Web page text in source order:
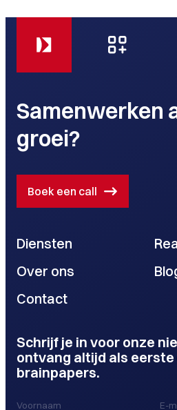
Samenwerken
groei?
Boek een call
Diensten
Over ons
Contact
Schrijf je in voor onze
ontvang altijd als eerste
brainpapers.